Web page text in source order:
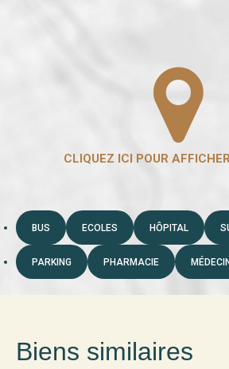
BUS ECOLES HÔPITAL
PARKING PHARMACIE
Biens similaires